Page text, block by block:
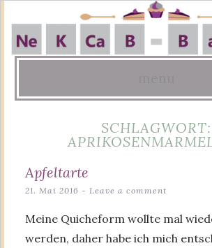
SCHLAGWORT:
Apfeltarte
21. Mai 2016 Leave a comment
Meine Quicheform wollte mal
werden, daher habe ich mich